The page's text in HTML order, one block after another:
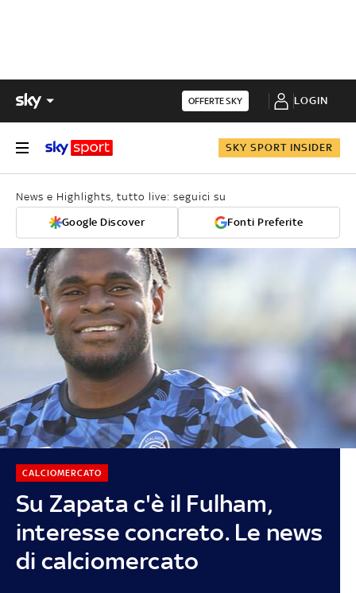
OFFERTE SKY LOGIN
SKY SPORT INSIDER
News e Highlights, tutto live: seguici su
Google Discover Fonti Preferite
Su Zapata c'è il Fulham,
interesse concreto. Le news
di calciomercato
CALCIOMERCATO